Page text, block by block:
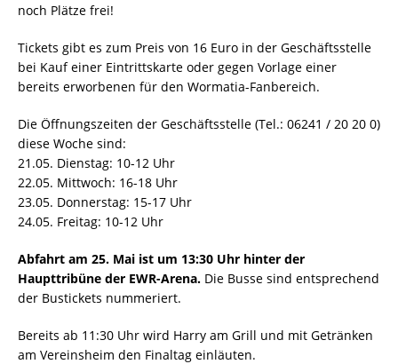
noch Plätze frei!
Tickets gibt es zum Preis von 16 Euro in der Geschäftsstelle
bei Kauf einer Eintrittskarte oder gegen Vorlage einer
bereits erworbenen für den Wormatia-Fanbereich.
Die Öffnungszeiten der Geschäftsstelle (Tel.: 06241 / 20 20 0)
diese Woche sind:
21.05. Dienstag: 10-12 Uhr
22.05. Mittwoch: 16-18 Uhr
23.05. Donnerstag: 15-17 Uhr
24.05. Freitag: 10-12 Uhr
Abfahrt am 25. Mai ist um 13:30 Uhr hinter der
Haupttribüne der EWR-Arena. Die Busse sind entsprechend
der Bustickets nummeriert.
Bereits ab 11:30 Uhr wird Harry am Grill und mit Getränken
am Vereinsheim den Finaltag einläuten.